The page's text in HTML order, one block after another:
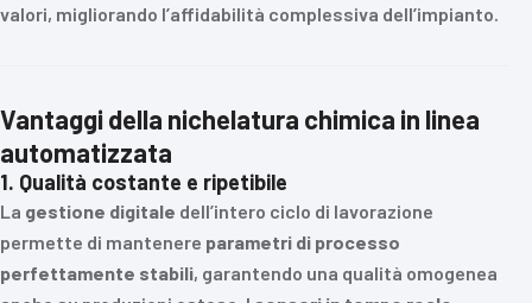
valori, migliorando l’affidabilità complessiva dell’impianto.
Vantaggi della nichelatura chimica in linea
automatizzata
1. Qualità costante e ripetibile
La gestione digitale dell’intero ciclo di lavorazione
permette di mantenere parametri di processo
perfettamente stabili, garantendo una qualità omogenea